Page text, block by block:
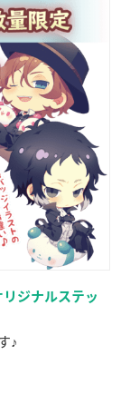
リジナルステッ
♪